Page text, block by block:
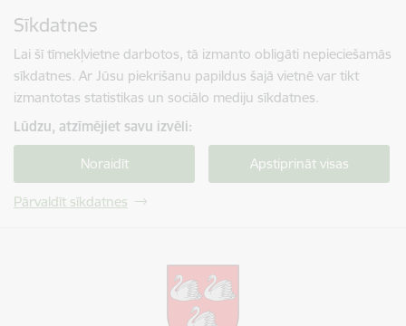
Sīkdatnes
Lai šī tīmekļvietne darbotos, tā izmanto obligāti nepieciešamās
sīkdatnes. Ar Jūsu piekrišanu papildus šajā vietnē var tikt
izmantotas statistikas un sociālo mediju sīkdatnes.
Lūdzu, atzīmējiet savu izvēli:
Noraidīt Apstiprināt visas
Pārvaldīt sīkdatnes